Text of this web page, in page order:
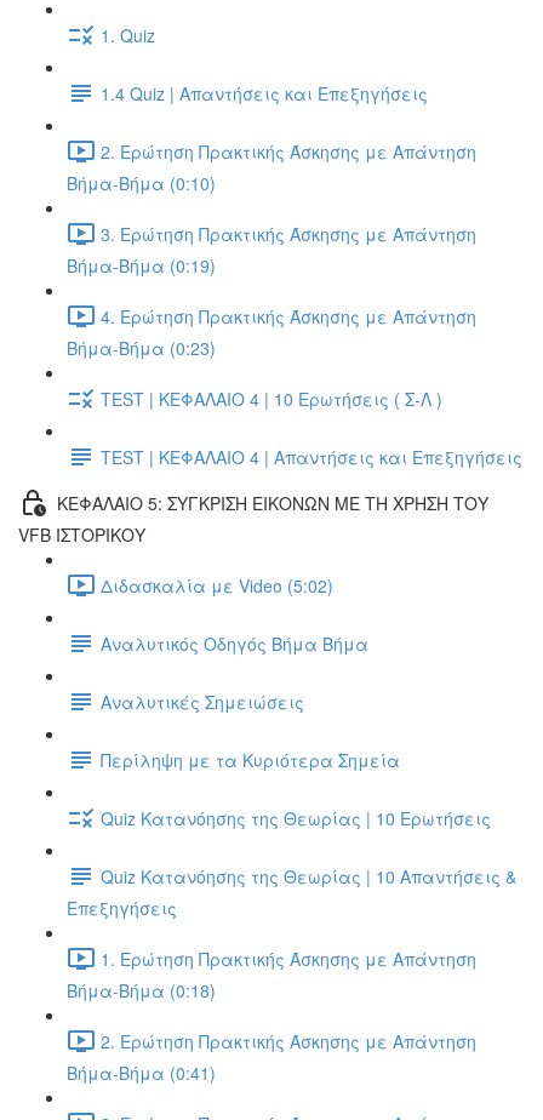
1. Quiz
1.4 Quiz | Απαντήσεις και Επεξηγήσεις
2. Ερώτηση Πρακτικής Άσκησης με Απάντηση
Βήμα-Βήμα (0:10)
3. Ερώτηση Πρακτικής Άσκησης με Απάντηση
Βήμα-Βήμα (0:19)
4. Ερώτηση Πρακτικής Άσκησης με Απάντηση
Βήμα-Βήμα (0:23)
TEST | ΚΕΦΑΛΑΙΟ 4 | 10 Ερωτήσεις ( Σ-Λ )
TEST | ΚΕΦΑΛΑΙΟ 4 | Απαντήσεις και Επεξηγήσεις
ΚΕΦΑΛΑΙΟ 5: ΣΥΓΚΡΙΣΗ ΕΙΚΟΝΩΝ ΜΕ ΤΗ ΧΡΗΣΗ ΤΟΥ
VFB ΙΣΤΟΡΙΚΟΥ
Διδασκαλία με Video (5:02)
Αναλυτικός Οδηγός Βήμα Βήμα
Αναλυτικές Σημειώσεις
Περίληψη με τα Κυριότερα Σημεία
Quiz Κατανόησης της Θεωρίας | 10 Ερωτήσεις
Quiz Κατανόησης της Θεωρίας | 10 Απαντήσεις &
Επεξηγήσεις
1. Ερώτηση Πρακτικής Άσκησης με Απάντηση
Βήμα-Βήμα (0:18)
2. Ερώτηση Πρακτικής Άσκησης με Απάντηση
Βήμα-Βήμα (0:41)